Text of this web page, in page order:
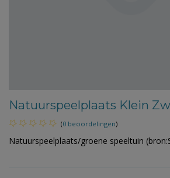
Natuurspeelplaats Klein
(0 beoordelingen)
Natuurspeelplaats/groene speeltuin